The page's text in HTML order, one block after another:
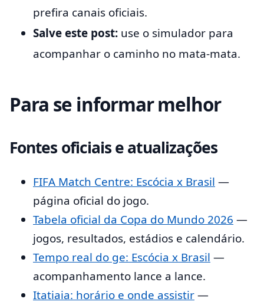
prefira canais oficiais.
Salve este post: use o simulador para
acompanhar o caminho no mata-mata.
Para se informar melhor
Fontes oficiais e atualizações
FIFA Match Centre: Escócia x Brasil —
página oficial do jogo.
Tabela oficial da Copa do Mundo 2026 —
jogos, resultados, estádios e calendário.
Tempo real do ge: Escócia x Brasil —
acompanhamento lance a lance.
Itatiaia: horário e onde assistir—